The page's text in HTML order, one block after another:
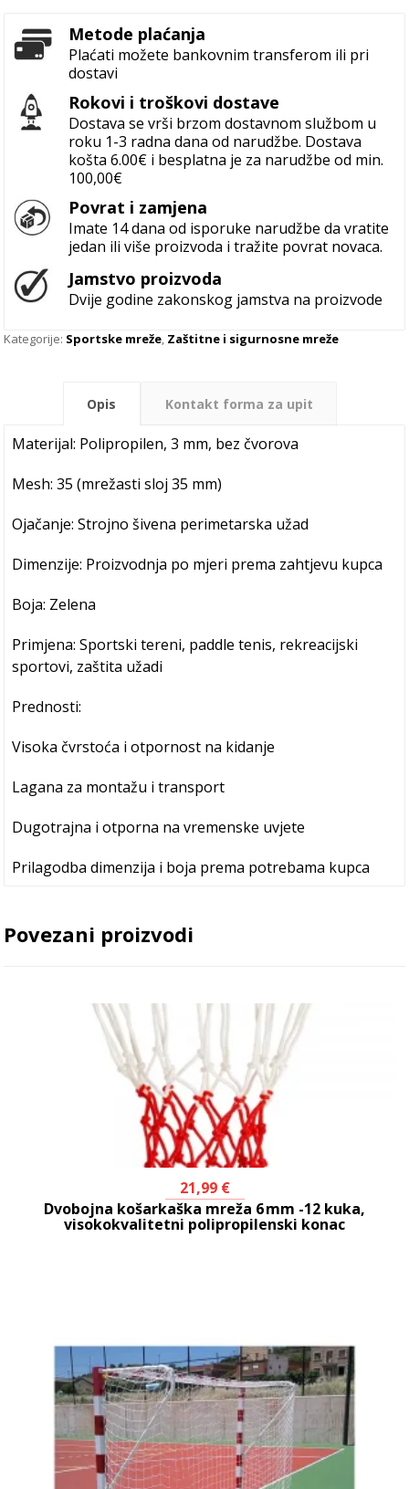
Metode plaćanja
Plaćati možete bankovnim transferom ili pri
dostavi
Rokovi i troškovi dostave
Dostava se vrši brzom dostavnom službom u
roku 1-3 radna dana od narudžbe. Dostava
košta 6.00€ i besplatna je za narudžbe od min.
100,00€
Povrat i zamjena
Imate 14 dana od isporuke narudžbe da vratite
jedan ili više proizvoda i tražite povrat novaca.
Jamstvo proizvoda
Dvije godine zakonskog jamstva na proizvode
Kategorije: Sportske mreže, Zaštitne i sigurnosne mreže
Opis Kontakt forma za upit
Materijal: Polipropilen, 3 mm, bez čvorova
Mesh: 35 (mrežasti sloj 35 mm)
Ojačanje: Strojno šivena perimetarska užad
Dimenzije: Proizvodnja po mjeri prema zahtjevu kupca
Boja: Zelena
Primjena: Sportski tereni, paddle tenis, rekreacijski
sportovi, zaštita užadi
Prednosti:
Visoka čvrstoća i otpornost na kidanje
Lagana za montažu i transport
Dugotrajna i otporna na vremenske uvjete
Prilagodba dimenzija i boja prema potrebama kupca
Povezani proizvodi
21,99 €
Dvobojna košarkaška mreža 6 mm -12 kuka,
visokokvalitetni polipropilenski konac